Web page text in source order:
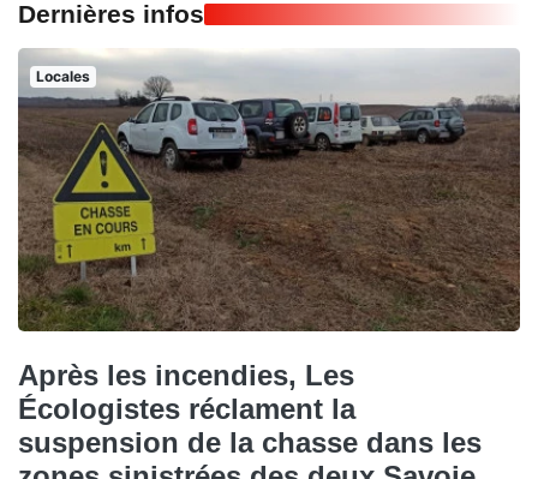
Dernières infos
Locales
Après les incendies, Les
Écologistes réclament la
suspension de la chasse dans les